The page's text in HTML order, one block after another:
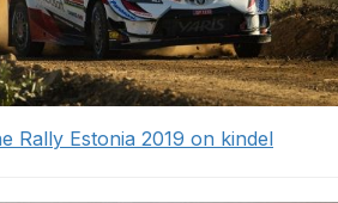
Rally Estonia 2019 on kindel